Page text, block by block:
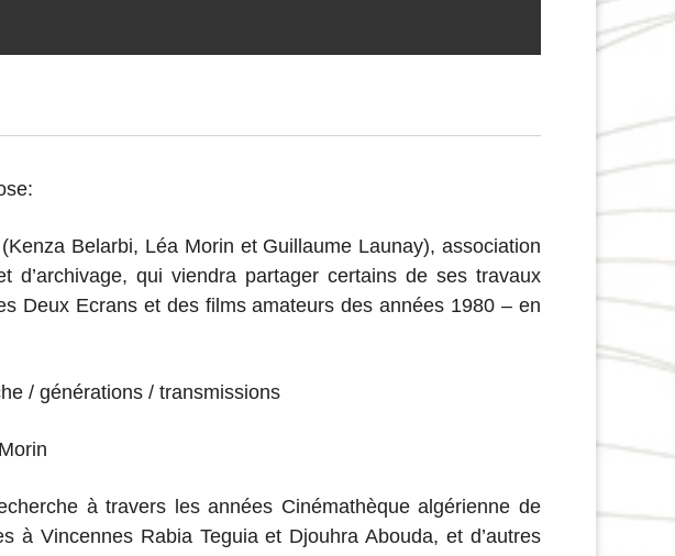
Belarbi, Léa Morin et Guillaume Launay), association
qui viendra partager certains de ses travaux
Deux Ecrans et des films amateurs des années 1980 – en
/ générations / transmissions
à travers les années Cinémathèque algérienne de
à Vincennes Rabia Teguia et Djouhra Abouda, et d’autres